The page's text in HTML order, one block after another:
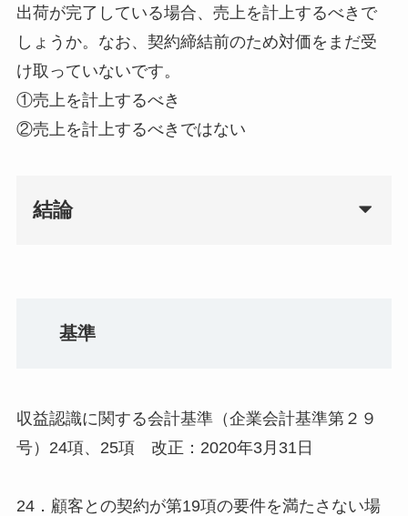
出荷が完了している場合、売上を計上するべきで
しょうか。なお、契約締結前のため対価をまだ受
け取っていないです。
①売上を計上するべき
②売上を計上するべきではない
結論
基準
収益認識に関する会計基準（企業会計基準第２９
号）24項、25項 改正：2020年3月31日
24．顧客との契約が第19項の要件を満たさない場